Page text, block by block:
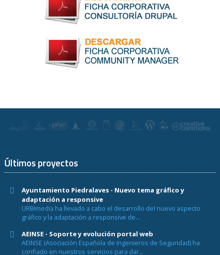
Últimos proyectos
Ayuntamiento Piedralaves - Nuevo tema gráfico y
adaptación a responsive
URBImedia ha llevado a cabo el desarrollo del nuevo aspecto
gráfico y la adaptación a responsive de...
AEINSE - Soporte y evolución portal web
AEINSE (Asociación Española de Ingenieros de Seguridad) ha
confiado en nuestros servicios para dar...